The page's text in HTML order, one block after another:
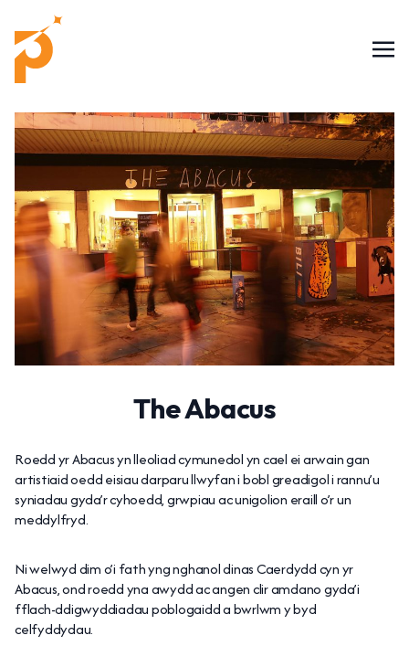
The Abacus
Roedd yr Abacus yn lleoliad cymunedol yn cael ei arwain gan
artistiaid oedd eisiau darparu llwyfan i bobl greadigol i rannu’u
syniadau gyda’r cyhoedd, grwpiau ac unigolion eraill o’r un
meddylfryd.
Ni welwyd dim o’i fath yng nghanol dinas Caerdydd cyn yr
Abacus, ond roedd yna awydd ac angen clir amdano gyda’i
fflach-ddigwyddiadau poblogaidd a bwrlwm y byd
celfyddydau.